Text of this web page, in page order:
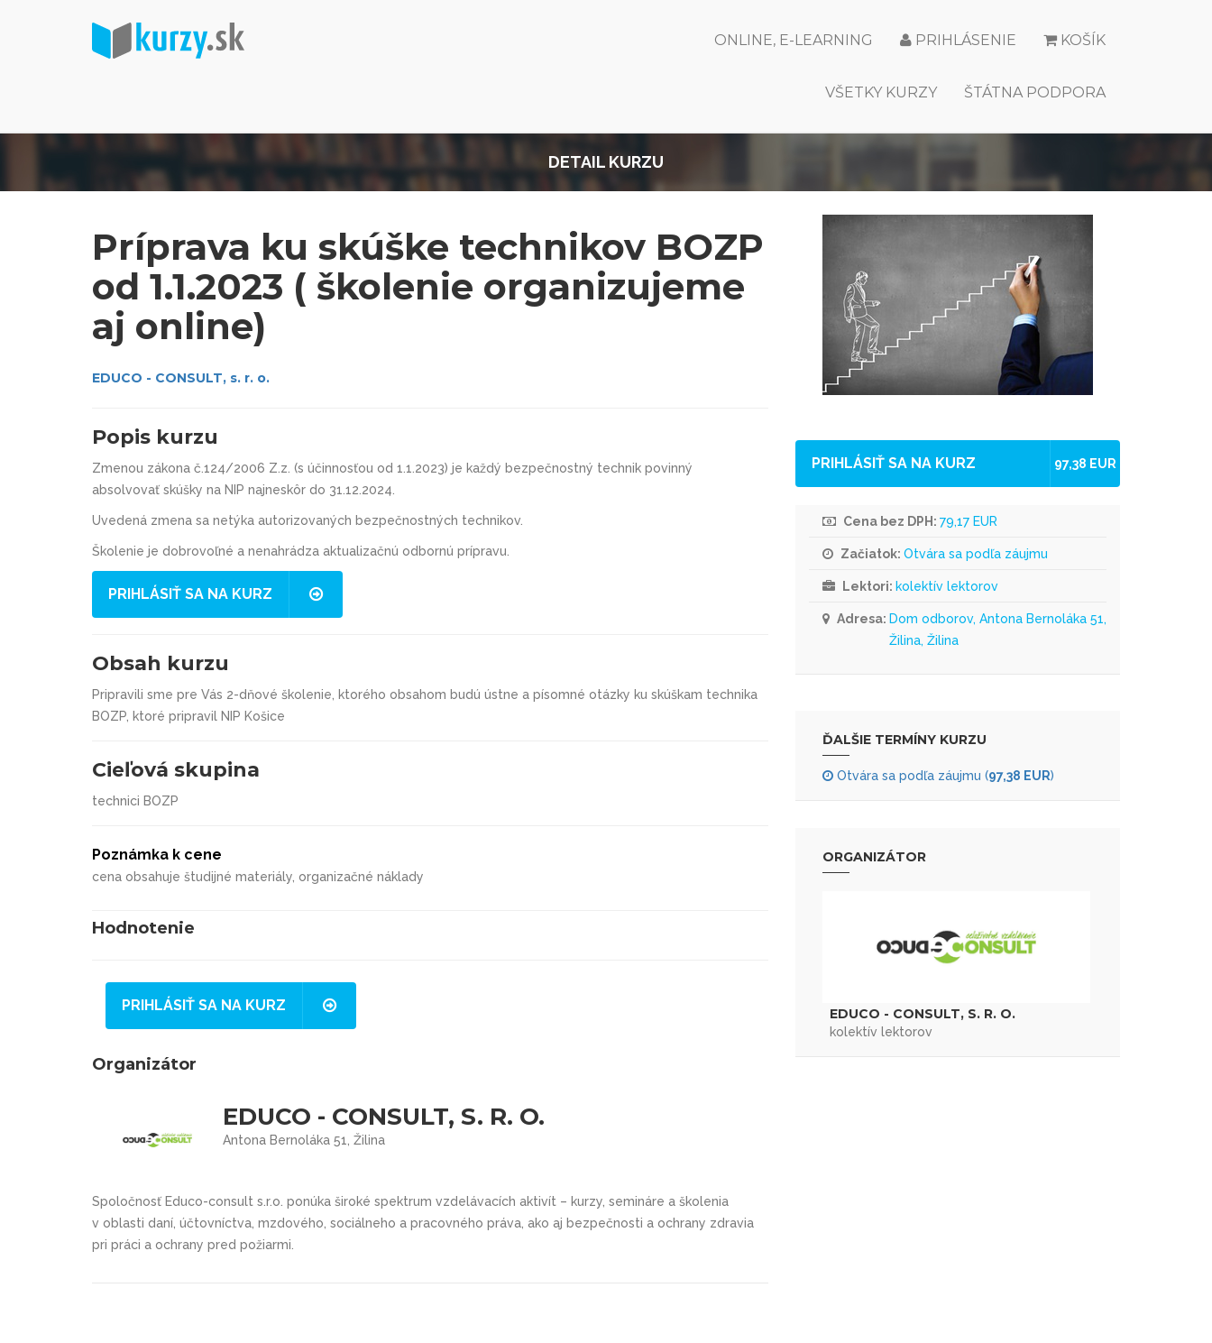
KOŠÍK
PRIHLÁSENIE
ONLINE, E-LEARNING
ŠTÁTNA PODPORA
VŠETKY KURZY
DETAIL KURZU
Príprava ku skúške technikov BOZP
od 1.1.2023 ( školenie organizujeme
aj online)
EDUCO - CONSULT, s. r. o.
Popis kurzu
Zmenou zákona č.124/2006 Z.z. (s účinnosťou od 1.1.2023) je každý bezpečnostný technik povinný
absolvovať skúšky na NIP najneskôr do 31.12.2024.
Uvedená zmena sa netýka autorizovaných bezpečnostných technikov.
Školenie je dobrovoľné a nenahrádza aktualizačnú odbornú prípravu.
PRIHLÁSIŤ SA NA KURZ
Obsah kurzu
Pripravili sme pre Vás 2-dňové školenie, ktorého obsahom budú ústne a písomné otázky ku skúškam technika
BOZP, ktoré pripravil NIP Košice
Cieľová skupina
technici BOZP
Poznámka k cene
cena obsahuje študijné materiály, organizačné náklady
Hodnotenie
PRIHLÁSIŤ SA NA KURZ
Organizátor
EDUCO - CONSULT, S. R. O.
Antona Bernoláka 51, Žilina
Spoločnosť Educo-consult s.r.o. ponúka široké spektrum vzdelávacích aktivít – kurzy, semináre a školenia
v oblasti daní, účtovníctva, mzdového, sociálneho a pracovného práva, ako aj bezpečnosti a ochrany zdravia
pri práci a ochrany pred požiarmi.
PRIHLÁSIŤ SA NA KURZ 97,38 EUR
Cena bez DPH: 79,17 EUR
Začiatok: Otvára sa podľa záujmu
Lektori: kolektív lektorov
Adresa: Dom odborov, Antona Bernoláka 51,
Žilina, Žilina
ĎALŠIE TERMÍNY KURZU
Otvára sa podľa záujmu (97,38 EUR)
ORGANIZÁTOR
EDUCO - CONSULT, S. R. O.
kolektív lektorov